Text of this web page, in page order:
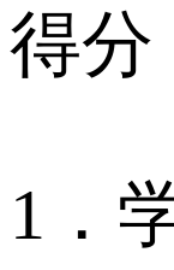
得分
1．